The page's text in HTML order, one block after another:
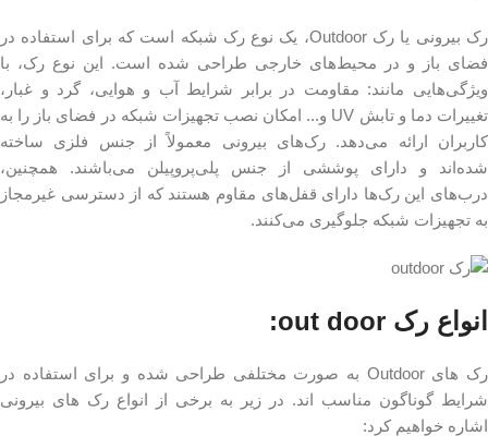
رک بیرونی یا رک Outdoor، یک نوع رک شبکه است که برای استفاده در
فضای باز و در محیط‌های خارجی طراحی شده است. این نوع رک، با
ویژگی‌هایی مانند: مقاومت در برابر شرایط آب و هوایی، گرد و غبار،
تغییرات دما و تابش UV و... امکان نصب تجهیزات شبکه در فضای باز را به
کاربران ارائه می‌دهد. رک‌های بیرونی معمولاً از جنس فلزی ساخته
شده‌اند و دارای پوششی از جنس پلی‌پروپیلن می‌باشند. همچنین،
درب‌های این رک‌ها دارای قفل‌های مقاوم هستند که از دسترسی غیرمجاز
به تجهیزات شبکه جلوگیری می‌کنند.
انواع رک out door:
رک های Outdoor به صورت مختلفی طراحی شده و برای استفاده در
شرایط گوناگون مناسب اند. در زیر به برخی از انواع رک های بیرونی
اشاره خواهیم کرد: